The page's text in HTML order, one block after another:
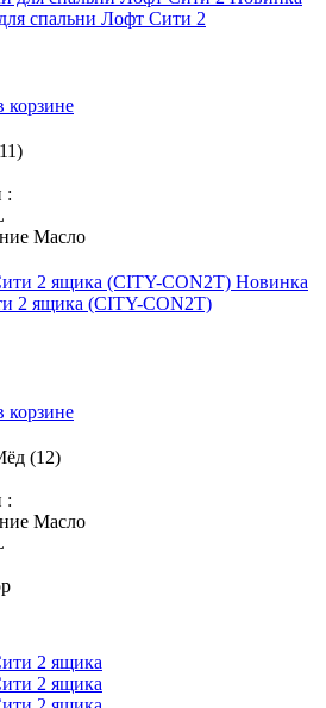
спальни Лофт Сити 2
корзине
:
Масло
Новинка
2 ящика (CITY-CON2T)
корзине
(12)
:
Масло